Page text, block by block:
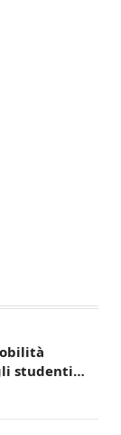
studenti
strada